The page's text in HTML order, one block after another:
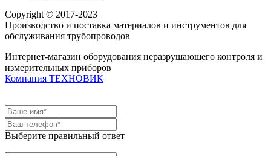
Copyright © 2017-2023
Производство и поставка материалов и инструментов для
обслуживания трубопроводов
Интернет-магазин оборудования неразрушающего контроля и
измерительных приборов
Компания ТЕХНОВИК
Выберите правильный ответ